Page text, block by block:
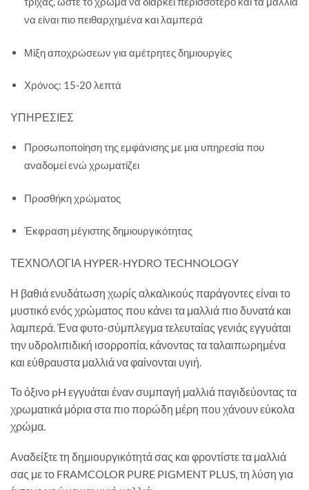
να είναι πιο πειθαρχημένα και λαμπερά
Μίξη αποχρώσεων για αμέτρητες δημιουργίες
Χρόνος: 15-20 λεπτά
ΥΠΗΡΕΣΙΕΣ
Προσωποποίηση της εμφάνισης με μια υπηρεσία που
αναδομεί ενώ χρωματίζει
Προσθήκη χρώματος
Έκφραση μέγιστης δημιουργικότητας
ΤΕΧΝΟΛΟΓΙΑ HYPER-HYDRO TECHNOLOGY
Η βαθιά ενυδάτωση χωρίς αλκαλικούς παράγοντες είναι το
μυστικό ενός χρώματος που κάνει τα μαλλιά πιο δυνατά και
λαμπερά. Ένα φυτο-σύμπλεγμα τελευταίας γενιάς εγγυάται
την υδρολιπιδική ισορροπία, κάνοντας τα ταλαιπωρημένα
και εύθραυστα μαλλιά να φαίνονται υγιή.
Το όξινο pH εγγυάται έναν συμπαγή μαλλιά παγιδεύοντας τα
χρωματικά μόρια στα πιο πορώδη μέρη που χάνουν εύκολα
χρώμα.
Αναδείξτε τη δημιουργικότητά σας και φροντίστε τα μαλλιά
σας με το FRAMCOLOR PURE PIGMENT PLUS, τη λύση για